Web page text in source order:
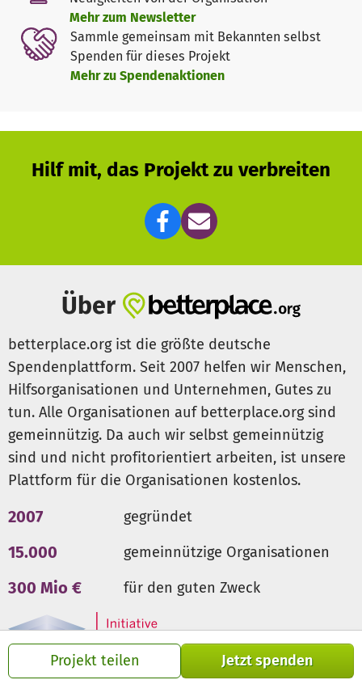
Projekt teilen Jetzt spenden
Mehr zum Newsletter
Sammle gemeinsam mit Bekannten selbst
Spenden für dieses Projekt
Mehr zu Spendenaktionen
Hilf mit, das Projekt zu verbreiten
Über
betterplace.org ist die größte deutsche
Spendenplattform. Seit 2007 helfen wir Menschen,
Hilfsorganisationen und Unternehmen, Gutes zu
tun. Alle Organisationen auf betterplace.org sind
gemeinnützig. Da auch wir selbst gemeinnützig
sind und nicht profitorientiert arbeiten, ist unsere
Plattform für die Organisationen kostenlos.
2007 gegründet
15.000 gemeinnützige Organisationen
300 Mio € für den guten Zweck